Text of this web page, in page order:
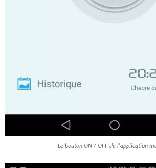
Le bouton ON / OFF de l'application